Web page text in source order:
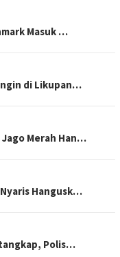
Masuk …
di Likupan…
Jago Merah Han…
Hangusk…
Polis…